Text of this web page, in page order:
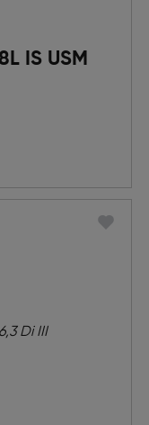
IS USM